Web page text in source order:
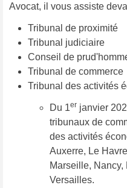
Avocat, il vous assiste
Tribunal de proximité
Tribunal judiciaire
Conseil de
Tribunal de commerce
Tribunal des activités
Du 1er janvier
tribunaux de
des activités
Auxerre, Le
Marseille,
Versailles.